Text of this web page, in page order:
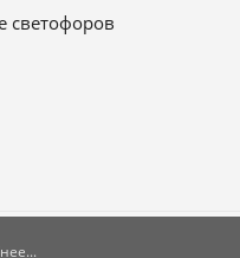
светофоров